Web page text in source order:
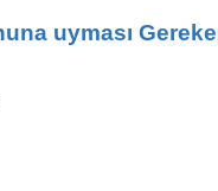
uyması